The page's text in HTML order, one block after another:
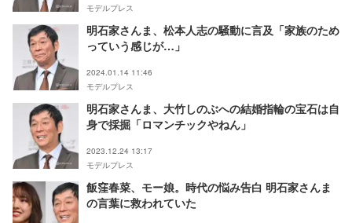
モデルプレス
明石家さんま、松本人志の騒動に言及「家族のため
っていう感じが…」
2024.01.14 11:46
モデルプレス
明石家さんま、大竹しのぶへの結婚指輪の宝石は自
身で採掘「ロマンチックやねん」
2023.12.24 13:17
モデルプレス
飯窪春菜、モー娘。時代の悩み告白 明石家さんま
の言葉に救われていた